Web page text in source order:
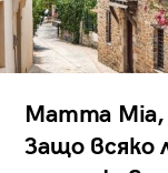
Mamma
Защо всяко